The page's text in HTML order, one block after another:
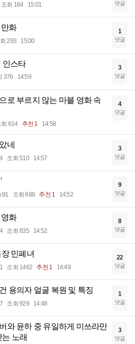
조회 164 15:01 댓글
화
293 15:00
1
댓글
인스타
376 14:59
3
댓글
로 부르지 않는 마블 영화 속
회 614 추천 1 14:58
4
댓글
네
조회 510 14:57
3
댓글
조회 688 추천 1 14:52
9
댓글
화
조회 835 14:52
8
댓글
민폐녀
조회 1462 추천 1 14:49
22
댓글
용의자 얼굴 복원 및 특징
조회 929 14:48
1
댓글
와 윤하 중 유일하게 미쓰라만
노래
3
댓글